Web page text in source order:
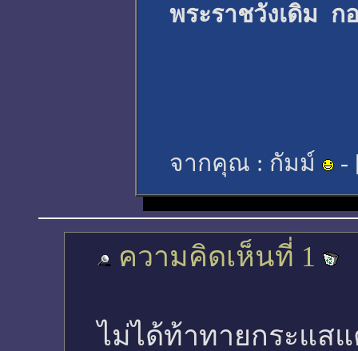
พระราชวังเดิม ก
จากคุณ : กัมม์ -
ความคิดเห็นที่ 1
ไม่ได้ท้าทายกระแส